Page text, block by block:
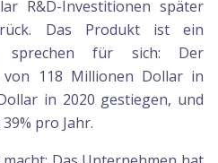
R&D-Investitionen später
Das Produkt ist ein
sprechen für sich: Der
von 118 Millionen Dollar in
in 2020 gestiegen, und
pro Jahr.